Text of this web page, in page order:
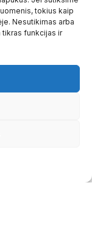
tokius kaip
Nesutikimas arba
funkcijas ir
eksterjerui
didmenine